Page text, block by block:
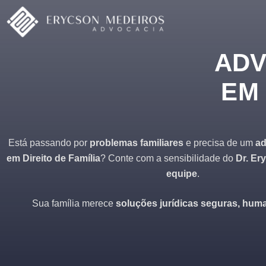
Está passando por problemas familiares e precisa de um
em Direito de Família? Conte com a sensibilidade do Dr.
equipe.
Sua família merece soluções jurídicas seguras,